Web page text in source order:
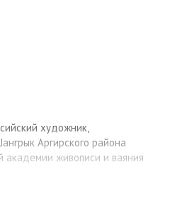
художник,
Аргирского района
академии живописи и ваяния